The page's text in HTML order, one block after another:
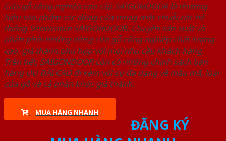
Cửa gỗ công nghiệp cao cấp SAIGONDOOR là thương
hiệu sản phẩm các dòng cửa trong một chuỗi các hệ
thống Showroom SAIGONDOOR. Chuyên sản xuất và
phân phối những dòng cửa gỗ công nghiệp chất lượng
cao, giá thành phù hợp với mọi nhu cầu khách hàng.
Trên hết, SAIGONDOOR còn có những chính sách bán
hàng ƯU ĐÃI CAO đi kèm với sự đa dạng về mẫu mã, loại
cửa gỗ và cả phân khúc giá thành.
MUA HÀNG NHANH
ĐĂNG KÝ